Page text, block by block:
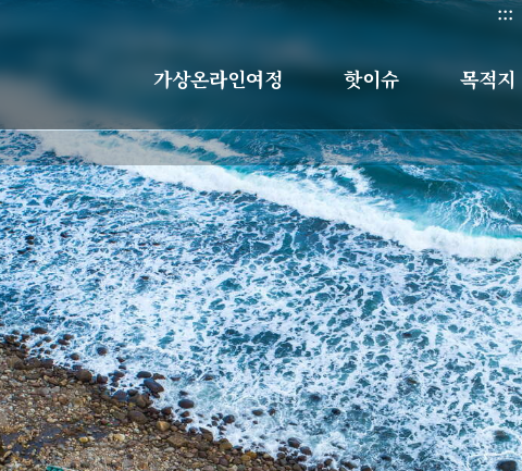
:::
가상온라인여정 핫이슈 목적지